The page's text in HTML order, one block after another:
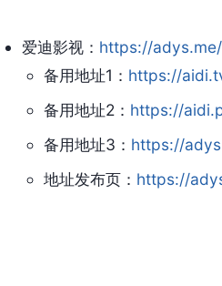
爱迪影视： https://adys.me/
备用地址1： https://
备用地址2： https://
备用地址3： https://
地址发布页： https://